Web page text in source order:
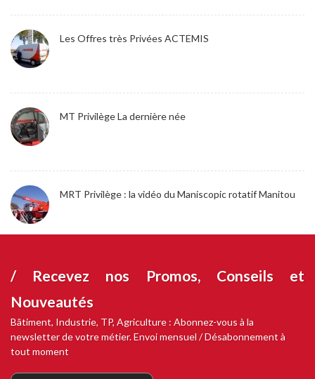
Les Offres très Privées ACTEMIS
MT Privilège La dernière née
MRT Privilège : la vidéo du Maniscopic rotatif Manitou
/ Recevez nos Promos, Conseils et
Nouveautés
Bâtiment, Industrie, TP, Agriculture : Abonnez-vous à la
newsletter de votre métier. Envoi mensuel / Désabonnement à
tout moment